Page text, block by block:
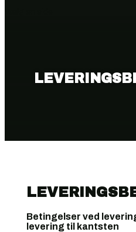
Betingelser ved
levering til kantsten